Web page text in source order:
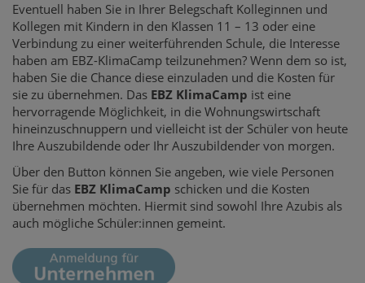
Eventuell haben Sie in Ihrer Belegschaft Kolleginnen und
Kollegen mit Kindern in den Klassen 11 – 13 oder eine
Verbindung zu einer weiterführenden Schule, die Interesse
haben am EBZ-KlimaCamp teilzunehmen? Wenn dem so ist,
haben Sie die Chance diese einzuladen und die Kosten für
sie zu übernehmen. Das EBZ KlimaCamp ist eine
hervorragende Möglichkeit, in die Wohnungswirtschaft
hineinzuschnuppern und vielleicht ist der Schüler von heute
Ihre Auszubildende oder Ihr Auszubildender von morgen.
Über den Button können Sie angeben, wie viele Personen
Sie für das EBZ KlimaCamp schicken und die Kosten
übernehmen möchten. Hiermit sind sowohl Ihre Azubis als
auch mögliche Schüler:innen gemeint.